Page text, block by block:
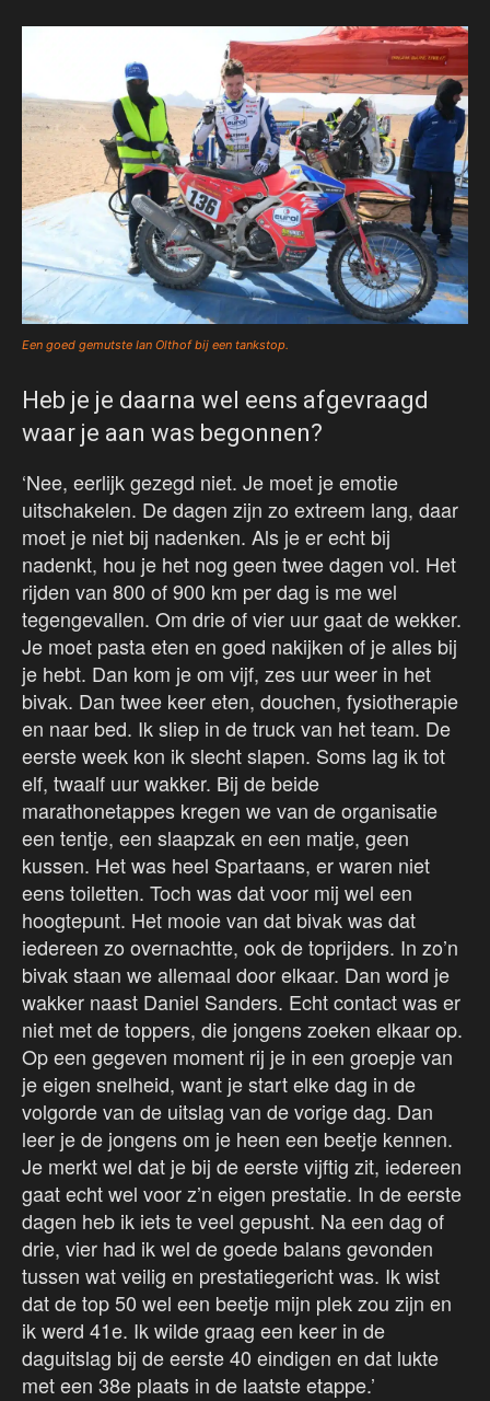
Een goed gemutste Ian Olthof bij een tankstop.
Heb je je daarna wel eens afgevraagd
waar je aan was begonnen?
‘Nee, eerlijk gezegd niet. Je moet je emotie
uitschakelen. De dagen zijn zo extreem lang, daar
moet je niet bij nadenken. Als je er echt bij
nadenkt, hou je het nog geen twee dagen vol. Het
rijden van 800 of 900 km per dag is me wel
tegengevallen. Om drie of vier uur gaat de wekker.
Je moet pasta eten en goed nakijken of je alles bij
je hebt. Dan kom je om vijf, zes uur weer in het
bivak. Dan twee keer eten, douchen, fysiotherapie
en naar bed. Ik sliep in de truck van het team. De
eerste week kon ik slecht slapen. Soms lag ik tot
elf, twaalf uur wakker. Bij de beide
marathonetappes kregen we van de organisatie
een tentje, een slaapzak en een matje, geen
kussen. Het was heel Spartaans, er waren niet
eens toiletten. Toch was dat voor mij wel een
hoogtepunt. Het mooie van dat bivak was dat
iedereen zo overnachtte, ook de toprijders. In zo’n
bivak staan we allemaal door elkaar. Dan word je
wakker naast Daniel Sanders. Echt contact was er
niet met de toppers, die jongens zoeken elkaar op.
Op een gegeven moment rij je in een groepje van
je eigen snelheid, want je start elke dag in de
volgorde van de uitslag van de vorige dag. Dan
leer je de jongens om je heen een beetje kennen.
Je merkt wel dat je bij de eerste vijftig zit, iedereen
gaat echt wel voor z’n eigen prestatie. In de eerste
dagen heb ik iets te veel gepusht. Na een dag of
drie, vier had ik wel de goede balans gevonden
tussen wat veilig en prestatiegericht was. Ik wist
dat de top 50 wel een beetje mijn plek zou zijn en
ik werd 41e. Ik wilde graag een keer in de
daguitslag bij de eerste 40 eindigen en dat lukte
met een 38e plaats in de laatste etappe.’